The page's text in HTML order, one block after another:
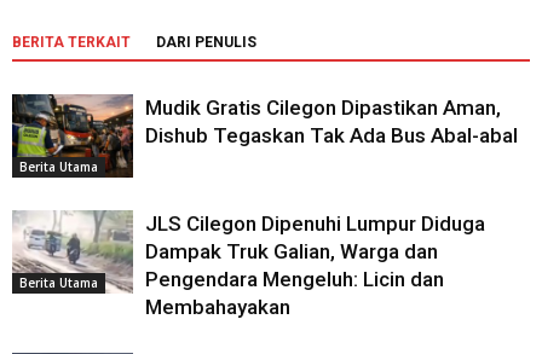
BERITA TERKAIT DARI PENULIS
Berita Utama
Mudik Gratis Cilegon Dipastikan Aman,
Dishub Tegaskan Tak Ada Bus Abal-abal
Berita Utama
JLS Cilegon Dipenuhi Lumpur Diduga
Dampak Truk Galian, Warga dan
Pengendara Mengeluh: Licin dan
Membahayakan